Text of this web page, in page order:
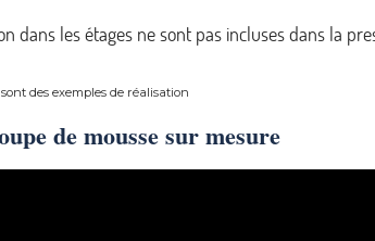
dans les étages ne sont pas incluses dans la
des exemples de réalisation
de mousse sur mesure